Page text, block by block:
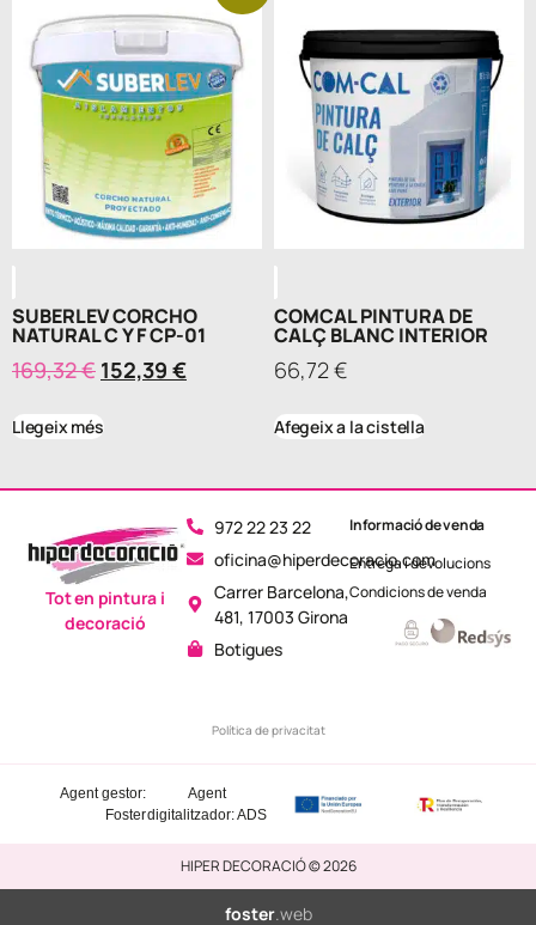
SUBERLEV CORCHO
NATURAL C Y F CP-01
169,32€ 152,39 €
Llegeix més
COMCAL PINTURA DE
CALÇ BLANC INTERIOR
66,72€
Afegeix a la cistella
972 22 23 22
oficina@hiperdecoracio.com
Carrer Barcelona,
481, 17003 Girona
Botigues
Política de privacitat
Tot en pintura i
decoració
Informació de venda
Entrega i devolucions
Condicions de venda
Agent
digitalitzador: ADS
Agent gestor:
Foster
HIPER DECORACIÓ © 2026
foster.web